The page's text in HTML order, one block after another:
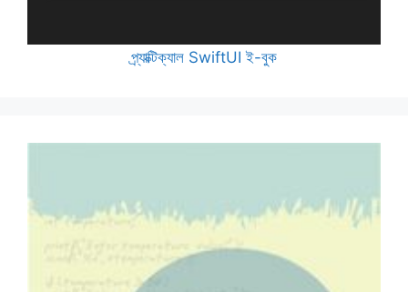
প্র্যাক্টিক্যাল SwiftUI ই-বুক